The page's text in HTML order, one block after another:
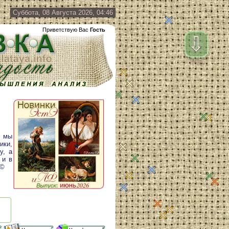
Суббота, 08 Августа 2026, 04:46
Приветствую Вас Гость
мы
а
и в
⇩